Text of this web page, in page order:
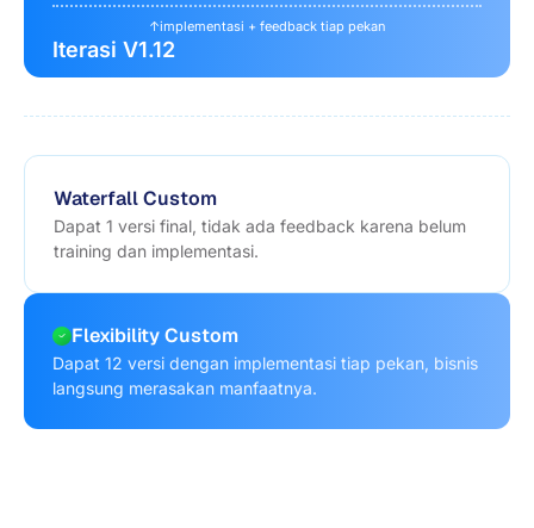
↑implementasi + feedback tiap pekan
Iterasi V1.12
Waterfall Custom
Dapat 1 versi final, tidak ada feedback karena belum
training dan implementasi.
Flexibility Custom
Dapat 12 versi dengan implementasi tiap pekan, bisnis
langsung merasakan manfaatnya.